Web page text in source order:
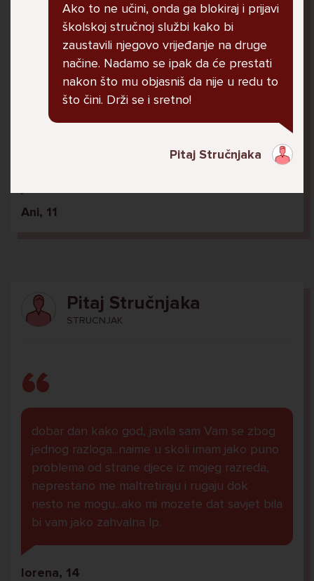
U školi me ogovara nekoliko prijatelja ne
znam zašto. Čak su napravili grupu gdje me
ogovaraju. To sam saznala tako što mi je
prijateljica rekla. Više ne želim ići u školu ali
me mama i tata tjeraju. Svaku večer kod kuće
Ani, 11
Pitaj Stručnjaka
STRUCNJAK
dobar dan kako god, javila sam Vam se zbog
jednog razloga...naime u skoli imam jako puno
problema od strane djece iz mojeg razreda,
neprestano me maltretiraju i rugaju dok
nesto ne mogu...ako mi mozete dat savjet bila
bi vam jako zahvalna lp.
lorena, 14
Ako to ne učini, onda ga blokiraj i prijavi
školskoj stručnoj službi kako bi
zaustavili njegovo vrijeđanje na druge
načine. Nadamo se ipak da će prestati
nakon što mu objasniš da nije u redu to
što čini. Drži se i sretno!
Pitaj Stručnjaka